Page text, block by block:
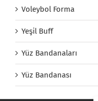
Voleybol Forma
Yeşil Buff
Yüz Bandanaları
Yüz Bandanası